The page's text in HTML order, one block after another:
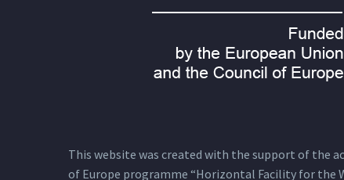
This website was created with the support of the
of Europe programme “Horizontal Facility for the